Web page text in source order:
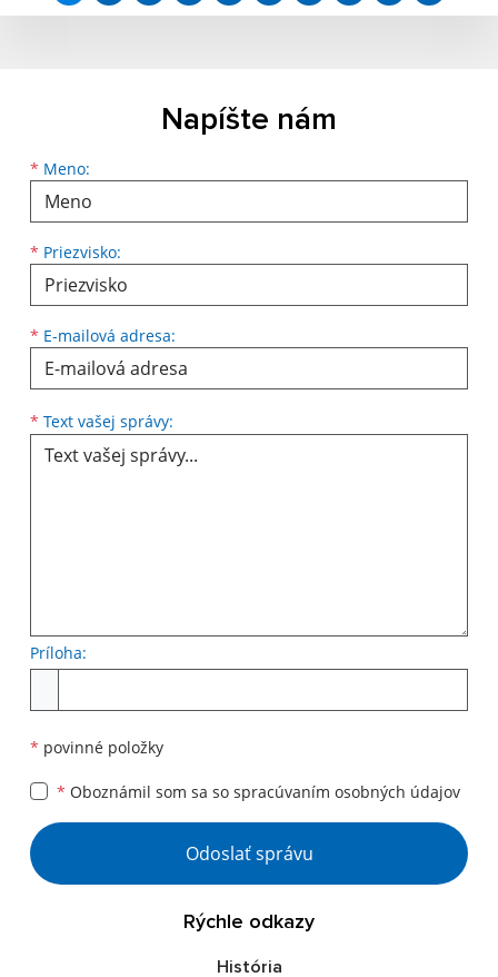
Napíšte nám
* Meno:
Meno
* Priezvisko:
Priezvisko
* E-mailová adresa:
E-mailová adresa
* Text vašej správy:
Príloha:
* povinné položky
* Oboznámil som sa so spracúvaním osobných údajov
Google reCaptcha Response
Odoslať správu
Rýchle odkazy
História